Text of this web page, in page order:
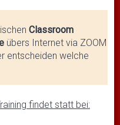
Classroom
übers Internet via ZOOM
entscheiden welche
findet statt bei: